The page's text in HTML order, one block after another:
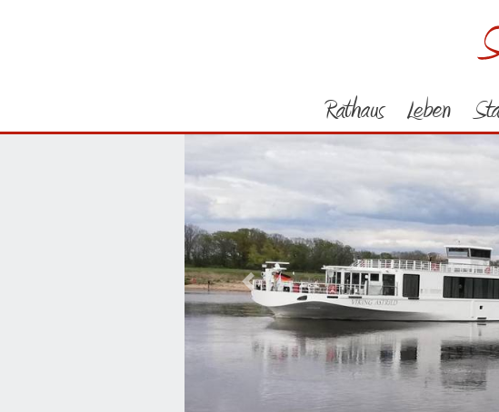
Rathaus Leben
Vorheriges Bild